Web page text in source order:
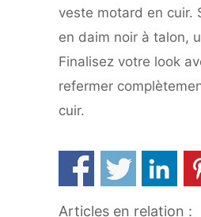
veste motard en cuir.
en daim noir à talon,
Finalisez votre look
refermer
cuir.
Articles en relation :